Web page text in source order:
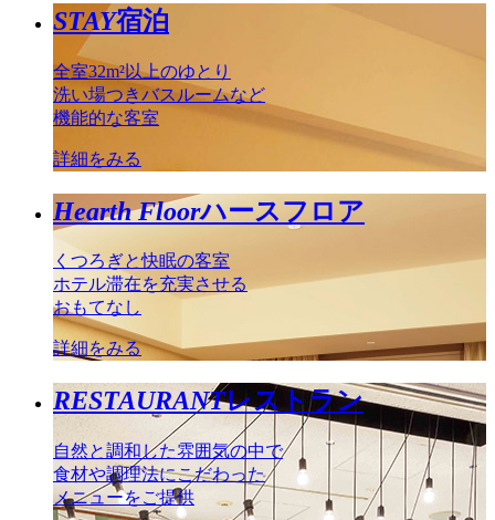
STAY宿泊
全室32m²以上のゆとり
洗い場つきバスルームなど
機能的な客室
詳細をみる
Hearth Floorハースフロア
くつろぎと快眠の客室
ホテル滞在を充実させる
おもてなし
詳細をみる
RESTAURANTレストラン
自然と調和した雰囲気の中で
食材や調理法にこだわった
メニューをご提供